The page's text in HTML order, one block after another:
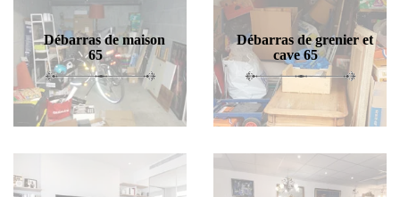
Débarras de maison
65
Débarras de grenier et
cave 65